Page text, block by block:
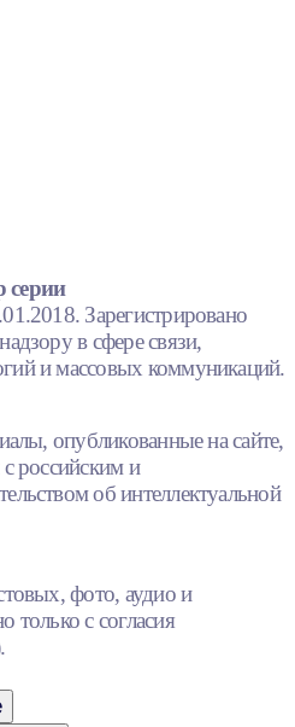
серии
Зарегистрировано
в сфере связи,
и массовых коммуникаций.
опубликованные на сайте,
российским и
об интеллектуальной
фото, аудио и
только с согласия